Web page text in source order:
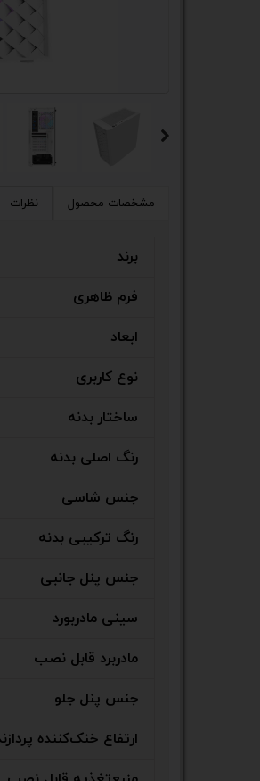
مشخصات محصول نظرات
برند
فرم ظاهری
ابعاد
نوع کاربری
ساختار بدنه
رنگ اصلی بدنه
جنس شاسی
رنگ ترکیبی بدنه
جنس پنل جانبی
سینی مادربورد
مادربرد قابل نصب
جنس پنل جلو
ارتفاع خنک‌کننده